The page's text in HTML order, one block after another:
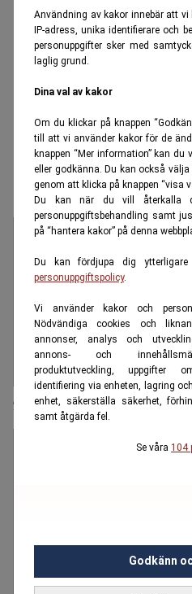
Användning av kakor innebär att
IP-adress, unika identifierare och
personuppgifter sker med
laglig grund.
Dina val av kakor
Om du klickar på knappen
till att vi använder kakor för de
knappen “Mer information” kan
eller godkänna. Du kan också
genom att klicka på knappen “visa
Du kan när du vill återkalla
personuppgiftsbehandling samt
på “hantera kakor” på denna
Du kan fördjupa dig
personuppgiftspolicy.
Vi använder kakor och
Nödvändiga cookies och
annonser, analys och
annons- och
produktutveckling, uppgifter
identifiering via enheten, lagring
enhet, säkerställa säkerhet,
samt åtgärda fel.
Se våra 104
Godkänn
95-åring rånades i sitt hem